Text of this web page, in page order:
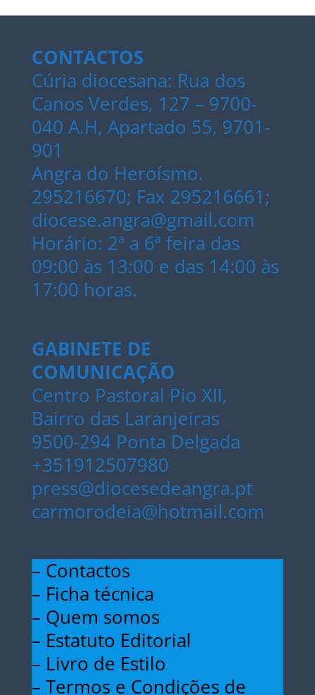
CONTACTOS
Cúria diocesana: Rua dos
Canos Verdes, 127 – 9700-
040 A.H, Apartado 55, 9701-
901
Angra do Heroísmo.
295216670; Fax 295216661;
diocese.angra@gmail.com
Horário: 2ª a 6ª feira das
09:00 às 13:00 e das 14:00 às
17:00 horas.
GABINETE DE
COMUNICAÇÃO
Centro Pastoral Pio XII,
Bairro das Laranjeiras
9500-294 Ponta Delgada
+351912507980
press@diocesedeangra.pt
carmorodeia@hotmail.com
– Contactos
– Ficha técnica
– Quem somos
– Estatuto Editorial
– Livro de Estilo
– Termos e Condições de